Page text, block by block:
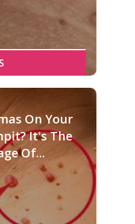
On Your
It's The
Of...